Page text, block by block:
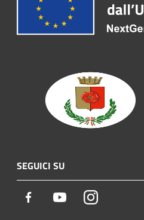
SEGUICI SU
Facebook YoutubeInstagram